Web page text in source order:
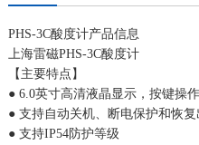
PHS-3C酸度计产品信息
上海雷磁PHS-3C酸度计
【主要特点】
● 6.0英寸高清液晶显示，按键操作
● 支持自动关机、断电保护和恢
● 支持IP54防护等级